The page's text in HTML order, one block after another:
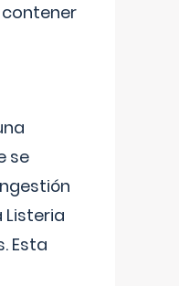
se
Listeria
Esta